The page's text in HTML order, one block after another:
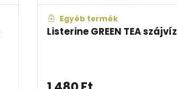
Egyéb termék
Listerine GREEN TEA szájvíz